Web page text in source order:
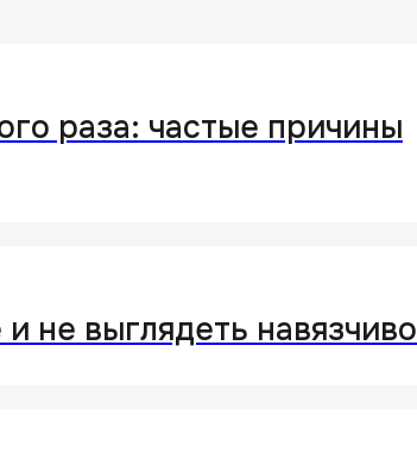
раза: частые причины
не выглядеть навязчиво